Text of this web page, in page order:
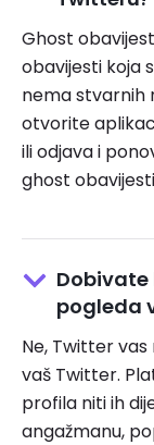
Ghost
obavijesti koja
nema stvarnih
otvorite
ili odjava i
ghost
pogleda
Ne, Twitter
vaš Twitter.
profila niti ih
angažmanu,